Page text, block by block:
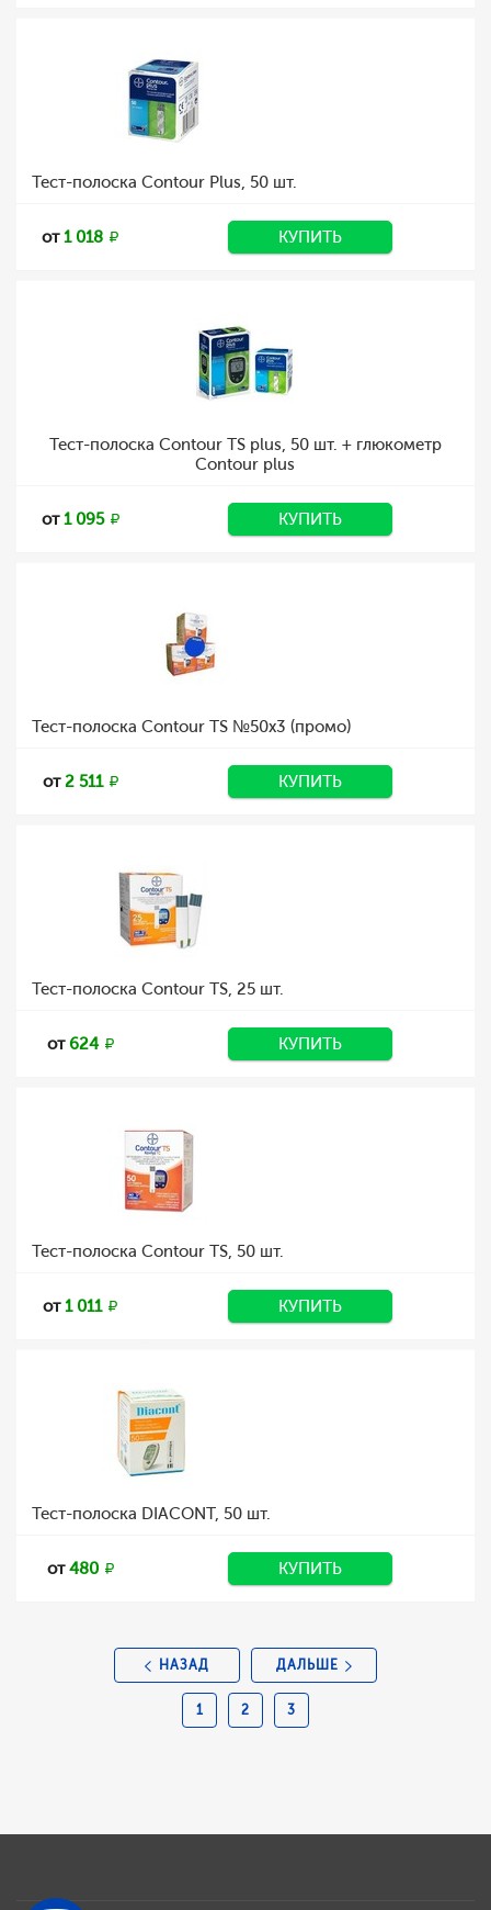
Тест-полоска Contour Plus, 50 шт.
от1 018 КУПИТЬ
Тест-полоска Contour TS plus, 50 шт. + глюкометр
Contour plus
от1 095 КУПИТЬ
Тест-полоска Contour TS №50х3 (промо)
от2 511 КУПИТЬ
Тест-полоска Contour TS, 25 шт.
от624 КУПИТЬ
Тест-полоска Contour TS, 50 шт.
от1 011 КУПИТЬ
Тест-полоска DIACONT, 50 шт.
от480 КУПИТЬ
НАЗАД
1 2 3
ДАЛЬШЕ